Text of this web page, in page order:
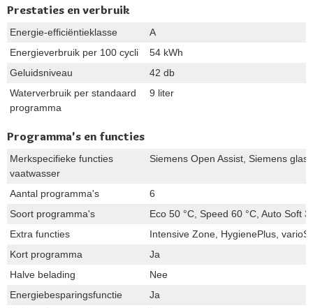
Prestaties en verbruik
Energie-efficiëntieklasse
A
Energieverbruik per 100 cycli
54 kWh
Geluidsniveau
42 db
Waterverbruik per standaard
programma
9 liter
Programma's en functies
Merkspecifieke functies
vaatwasser
Siemens Open Assist, Siemens
Aantal programma's
6
Soort programma's
Eco 50 °C, Speed 60 °C, Auto Soft
Extra functies
Intensive Zone, HygienePlus,
Kort programma
Ja
Halve belading
Nee
Energiebesparingsfunctie
Ja